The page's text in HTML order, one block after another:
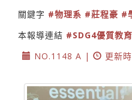
關鍵字 #物理系 #莊程豪 #
本報導連結 #SDG4優質教育
NO.1148 A |
更新